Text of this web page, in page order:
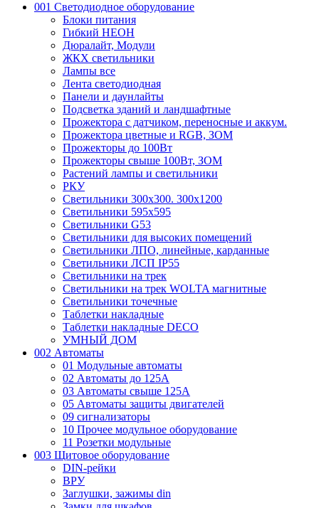
001 Светодиодное оборудование
Блоки питания
Гибкий НЕОН
Дюралайт, Модули
ЖКХ светильники
Лампы все
Лента светодиодная
Панели и даунлайты
Подсветка зданий и ландшафтные
Прожектора с датчиком, переносные и аккум.
Прожектора цветные и RGB, ЗОМ
Прожекторы до 100Вт
Прожекторы свыше 100Вт, ЗОМ
Растений лампы и светильники
РКУ
Светильники 300х300. 300х1200
Светильники 595х595
Светильники G53
Светильники для высоких помещений
Светильники ЛПО, линейные, карданные
Светильники ЛСП IP55
Светильники на трек
Светильники на трек WOLTA магнитные
Светильники точечные
Таблетки накладные
Таблетки накладные DECO
УМНЫЙ ДОМ
002 Автоматы
01 Модульные автоматы
02 Автоматы до 125А
03 Автоматы свыше 125А
05 Автоматы защиты двигателей
09 сигнализаторы
10 Прочее модульное оборудование
11 Розетки модульные
003 Щитовое оборудование
DIN-рейки
ВРУ
Заглушки, зажимы din